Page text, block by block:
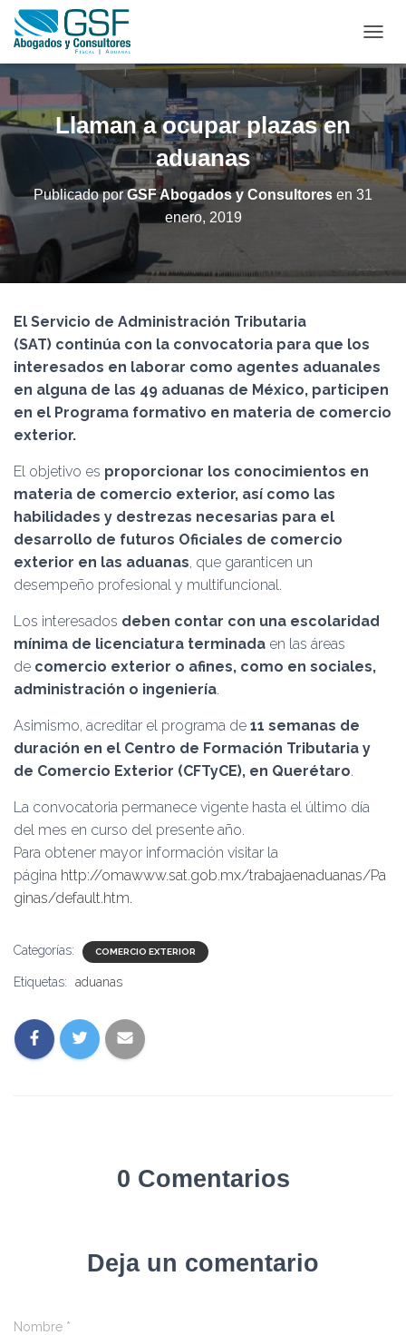
A
B
A
R
O
N
A
C
I
Ó
Llaman a ocupar plazas en
aduanas
Publicado porGSF Abogados y Consultores en 31
enero, 2019
El Servicio de Administración Tributaria
(SAT) continúa con la convocatoria para que los
interesados en laborar como agentes aduanales
en alguna de las 49 aduanas de México, participen
en el Programa formativo en materia de comercio
exterior.
El objetivo es proporcionar los conocimientos en
materia de comercio exterior, así como las
habilidades y destrezas necesarias para el
desarrollo de futuros Oficiales de comercio
exterior en las aduanas, que garanticen un
desempeño profesional y multifuncional.
Los interesados deben contar con una escolaridad
mínima de licenciatura terminada en las áreas
de comercio exterior o afines, como en sociales,
administración o ingeniería.
Asimismo, acreditar el programa de 11 semanas de
duración en el Centro de Formación Tributaria y
de Comercio Exterior (CFTyCE), en Querétaro.
La convocatoria permanece vigente hasta el último día
del mes en curso del presente año.
Para obtener mayor información visitar la
página http://omawww.sat.gob.mx/trabajaenaduanas/Pa
ginas/default.htm.
Categorías: COMERCIO EXTERIOR
Etiquetas: aduanas
0 Comentarios
Deja un comentario
Nombre *